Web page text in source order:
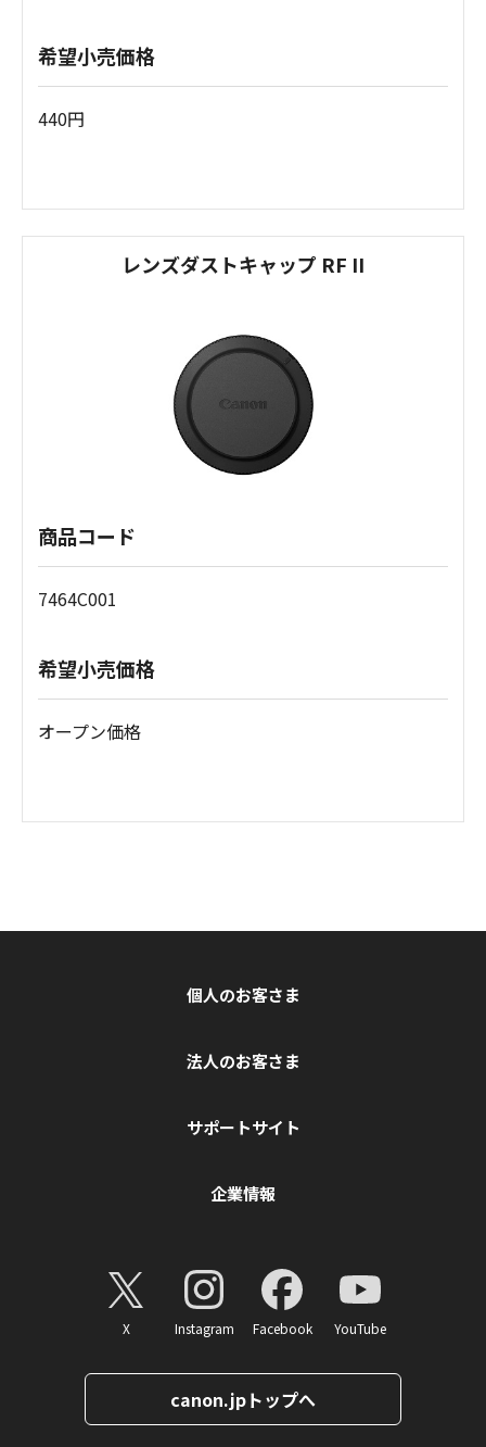
希望小売価格
440円
レンズダストキャップ RF II
商品コード
7464C001
希望小売価格
オープン価格
個人のお客さま
法人のお客さま
サポートサイト
企業情報
X Instagram Facebook YouTube
canon.jpトップへ